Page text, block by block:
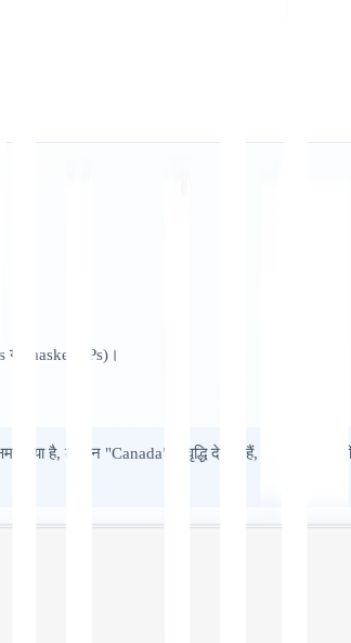
या masked IPs)।
किया है, लेकिन "Canada" में वृद्धि देखते हैं, तो आपको